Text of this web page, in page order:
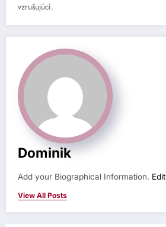
vzrušujúci.
Dominik
Add your Biographical Information.
View All Posts